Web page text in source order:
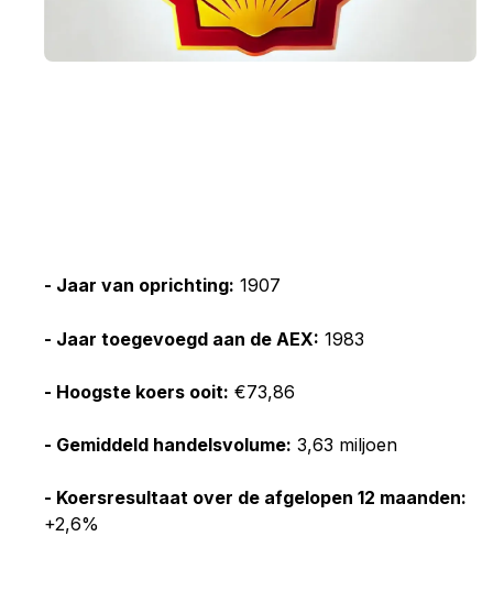
- Jaar van oprichting: 1907
- Jaar toegevoegd aan de AEX: 1983
- Hoogste koers ooit: €73,86
- Gemiddeld handelsvolume: 3,63 miljoen
- Koersresultaat over de afgelopen 12 maanden:
+2,6%